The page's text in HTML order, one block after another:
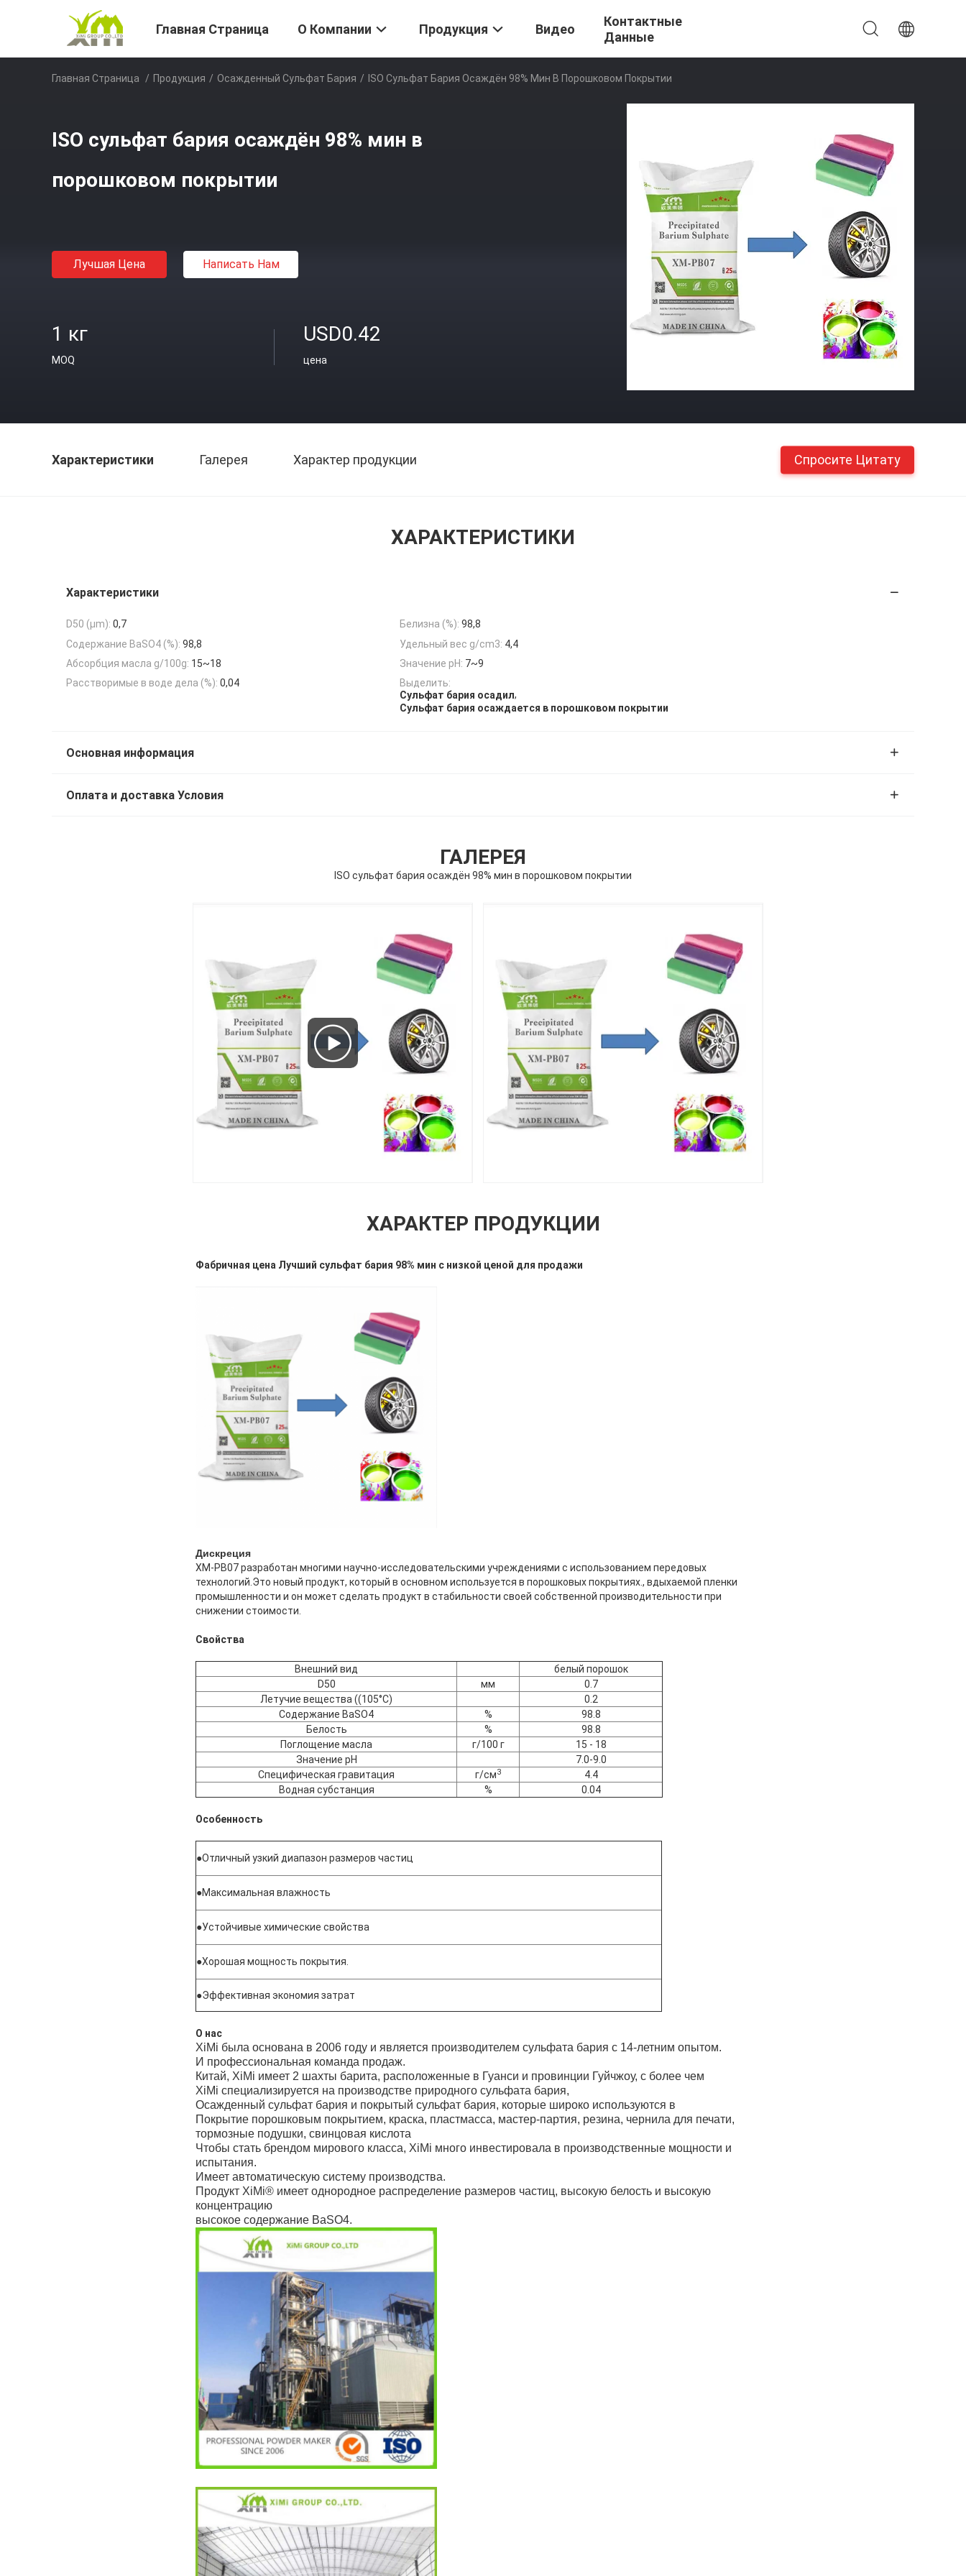
Главная Страница О Компании Продукция Видео
Контактные
Данные
Главная Страница / Продукция / Осажденный Сульфат Бария / ISO Сульфат Бария Осаждён 98% Мин В Порошковом Покрытии
ISO сульфат бария осаждён 98% мин в
порошковом покрытии
Лучшая Цена Написать Нам
1 кг
MOQ
USD0.42
цена
Характеристики Галерея Характер продукции Спросите Цитату
ХАРАКТЕРИСТИКИ
Характеристики
D50 (μm): 0,7 Белизна (%): 98,8
Содержание BaSO4 (%): 98,8 Удельный вес g/cm3: 4,4
Абсорбция масла g/100g: 15~18 Значение pH: 7~9
Расстворимые в воде дела (%): 0,04
Выделить:
Сульфат бария осадил,
Сульфат бария осаждается в порошковом покрытии
Основная информация
Оплата и доставка Условия
ГАЛЕРЕЯ
ISO сульфат бария осаждён 98% мин в порошковом покрытии
ХАРАКТЕР ПРОДУКЦИИ
Фабричная цена Лучший сульфат бария 98% мин с низкой ценой для продажи
Дискреция
XM-PB07 разработан многими научно-исследовательскими учреждениями с использованием передовых
технологий.Это новый продукт, который в основном используется в порошковых покрытиях., вдыхаемой пленки
промышленности и он может сделать продукт в стабильности своей собственной производительности при
снижении стоимости.
Свойства
Внешний вид
белый порошок
D50
мм
0.7
Летучие вещества ((105°C)
0.2
Содержание BaSO4
%
98.8
Белость
%
98.8
Поглощение масла
г/100 г
15 - 18
Значение pH
7.0-9.0
Специфическая гравитация
г/см3
4.4
Водная субстанция
% 0.04
Особенность
●Отличный узкий диапазон размеров частиц
●Максимальная влажность
●Устойчивые химические свойства
●Хорошая мощность покрытия.
●Эффективная экономия затрат
О нас
XiMi была основана в 2006 году и является производителем сульфата бария с 14-летним опытом.
И профессиональная команда продаж.
Китай, XiMi имеет 2 шахты барита, расположенные в Гуанси и провинции Гуйчжоу, с более чем
XiMi специализируется на производстве природного сульфата бария,
Осажденный сульфат бария и покрытый сульфат бария, которые широко используются в
Покрытие порошковым покрытием, краска, пластмасса, мастер-партия, резина, чернила для печати,
тормозные подушки, свинцовая кислота
Чтобы стать брендом мирового класса, XiMi много инвестировала в производственные мощности и
испытания.
Имеет автоматическую систему производства.
Продукт XiMi® имеет однородное распределение размеров частиц, высокую белость и высокую
концентрацию
высокое содержание BaSO4.